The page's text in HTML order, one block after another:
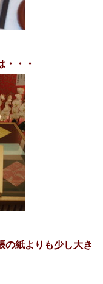
・・・
の紙よりも少し大き